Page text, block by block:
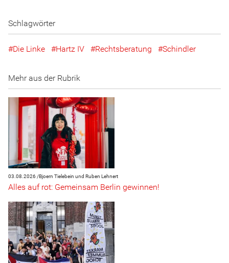
Schlagwörter
Die Linke Hartz IV Rechtsberatung Schindler
Mehr aus der Rubrik
03.08.2026 /Bjoern Tielebein und Ruben Lehnert
Alles auf rot: Gemeinsam Berlin gewinnen!